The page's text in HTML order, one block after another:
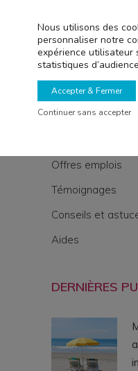
Elorys ainsi que
pour mieux vous
quotidien.
THÉMATIQUES
Offres emplois
Témoignages
Conseils et
Aides
DERNIÈRES
Nous utilisons des
personnaliser notre
expérience utilisateur
statistiques
Accepter & Fermer
Continuer sans accepter